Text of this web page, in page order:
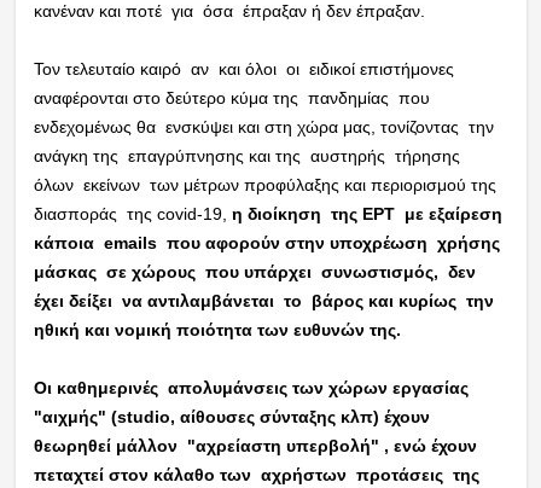
κανέναν και ποτέ για όσα έπραξαν ή δεν έπραξαν.
Τον τελευταίο καιρό αν και όλοι οι ειδικοί επιστήμονες
αναφέρονται στο δεύτερο κύμα της πανδημίας που
ενδεχομένως θα ενσκύψει και στη χώρα μας, τονίζοντας την
ανάγκη της επαγρύπνησης και της αυστηρής τήρησης
όλων εκείνων των μέτρων προφύλαξης και περιορισμού της
διασποράς της covid-19, η διοίκηση της ΕΡΤ με εξαίρεση
κάποια emails που αφορούν στην υποχρέωση χρήσης
μάσκας σε χώρους που υπάρχει συνωστισμός, δεν
έχει δείξει να αντιλαμβάνεται το βάρος και κυρίως την
ηθική και νομική ποιότητα των ευθυνών της.
Οι καθημερινές απολυμάνσεις των χώρων εργασίας
"αιχμής" (studio, αίθουσες σύνταξης κλπ) έχουν
θεωρηθεί μάλλον "αχρείαστη υπερβολή" , ενώ έχουν
πεταχτεί στον κάλαθο των αχρήστων προτάσεις της